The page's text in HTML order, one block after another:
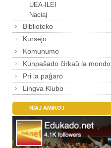
UEA-ILEI
Naciaj
Biblioteko
Kursejo
Komunumo
Kunpaŝado ĉirkaŭ la mondo
Pri la paĝaro
Lingva Klubo
NIAJ AMIKOJ